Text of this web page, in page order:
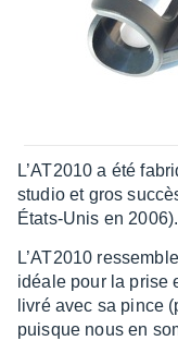
L’AT2010 a été
studio et gros
États-Unis en 2006).
L’AT2010
idéale pour la prise
livré avec sa pince
puisque nous en